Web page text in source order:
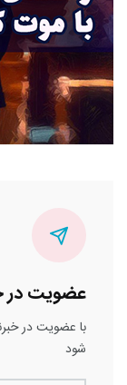
عضویت در
با عضویت در
شود